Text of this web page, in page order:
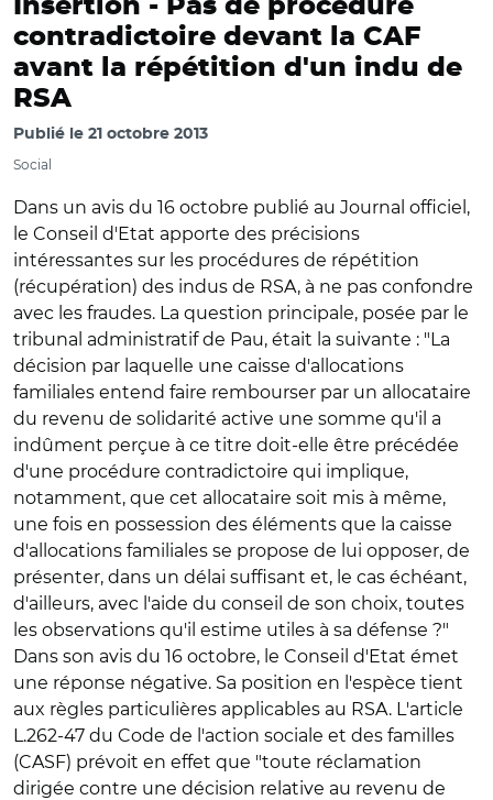
Insertion - Pas de procédure
contradictoire devant la CAF
avant la répétition d'un indu de
RSA
Publié le 21 octobre 2013
Social
Dans un avis du 16 octobre publié au Journal officiel,
le Conseil d'Etat apporte des précisions
intéressantes sur les procédures de répétition
(récupération) des indus de RSA, à ne pas confondre
avec les fraudes. La question principale, posée par le
tribunal administratif de Pau, était la suivante : "La
décision par laquelle une caisse d'allocations
familiales entend faire rembourser par un allocataire
du revenu de solidarité active une somme qu'il a
indûment perçue à ce titre doit-elle être précédée
d'une procédure contradictoire qui implique,
notamment, que cet allocataire soit mis à même,
une fois en possession des éléments que la caisse
d'allocations familiales se propose de lui opposer, de
présenter, dans un délai suffisant et, le cas échéant,
d'ailleurs, avec l'aide du conseil de son choix, toutes
les observations qu'il estime utiles à sa défense ?"
Dans son avis du 16 octobre, le Conseil d'Etat émet
une réponse négative. Sa position en l'espèce tient
aux règles particulières applicables au RSA. L'article
L.262-47 du Code de l'action sociale et des familles
(CASF) prévoit en effet que "toute réclamation
dirigée contre une décision relative au revenu de